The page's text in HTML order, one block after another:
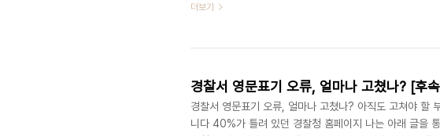
지적했던 '강남 운전면허 시험장'의 표기는 여전히 고쳐지
했기 때문이다. 이곳에 그 사진들을 공개한다. ▲ 강남역
더보기
경찰서 영문표기 오류, 얼마나 고쳤나? [후
경찰서 영문표기 오류, 얼마나 고쳤나? 아직도 고쳐야 할
니다 40%가 틀려 있던 경찰청 홈페이지 나는 아래 글을